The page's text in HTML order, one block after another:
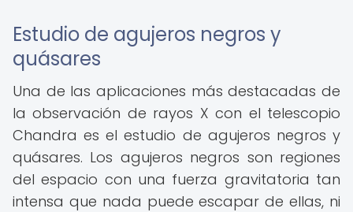
Estudio de agujeros negros y
quásares
Una de las aplicaciones más destacadas de
la observación de rayos X con el telescopio
Chandra es el estudio de agujeros negros y
quásares. Los agujeros negros son regiones
del espacio con una fuerza gravitatoria tan
intensa que nada puede escapar de ellas, ni